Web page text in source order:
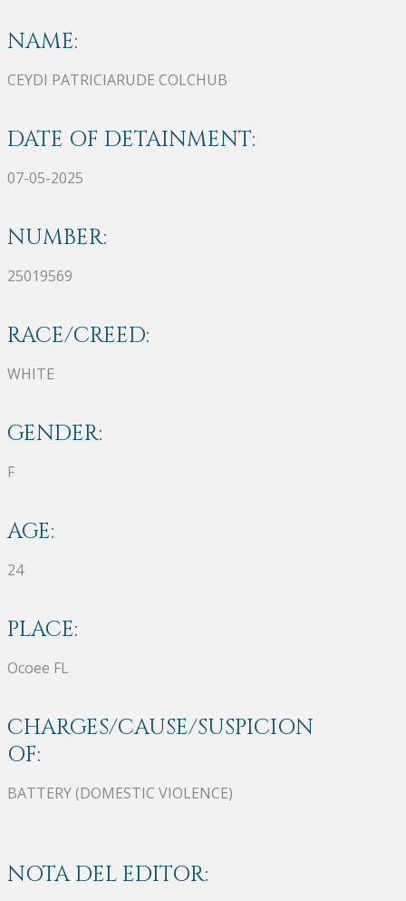
NAME:
CEYDI PATRICIARUDE COLCHUB
DATE OF DETAINMENT:
07-05-2025
NUMBER:
25019569
RACE/CREED:
WHITE
GENDER:
F
AGE:
24
PLACE:
Ocoee FL
CHARGES/CAUSE/SUSPICION
OF:
BATTERY (DOMESTIC VIOLENCE)
NOTA DEL EDITOR: